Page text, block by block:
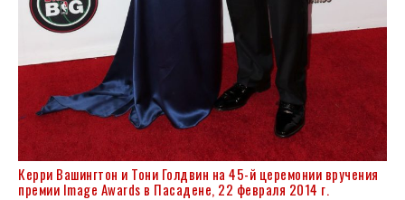
Керри Вашингтон и Тони Голдвин на 45-й церемонии вручения
премии Image Awards в Пасадене, 22 февраля 2014 г.